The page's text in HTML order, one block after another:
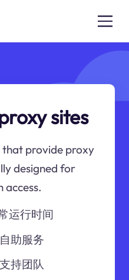
sites
that provide proxy
designed for
access.
运行时间
助服务
持团队